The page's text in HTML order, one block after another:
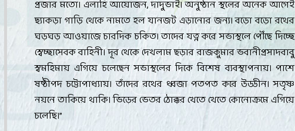
প্রজার মতো। এলাহি আয়োজন,দাদুভাই। অনুষ্ঠান স্থলের অনেক আগেই
ছ্যাকড়া গাড়ি থেকে নামতে হল যানজট এড়ানোর জন্য। বড়ো বড়ো রথের
ঘড়ঘড় আওয়াজে চারদিক চকিত। তাদের যত্ন করে সভাস্থলে পৌঁছে দিচ্ছে
স্বেচ্ছাসেবক বাহিনী। দূর থেকে দেখলাম ছড়ার রাজকুমার ভবানীপ্রসাদবাবু
স্বমহিমায় এগিয়ে চলেছেন সভাস্থলের দিকে বিশেষ ব্যবস্থাপনায়। পাশে
ষষ্ঠীপদ চট্টোপাধ্যায়। তাঁদের রথের ধ্বজা পতপত করে উড্ডীন। সতৃষ্ণ
নয়নে তাকিয়ে থাকি। ভিড়ের ভেতর ঠোক্কর খেতে খেতে কোনোক্রমে এগিয়ে
চলেছি।”